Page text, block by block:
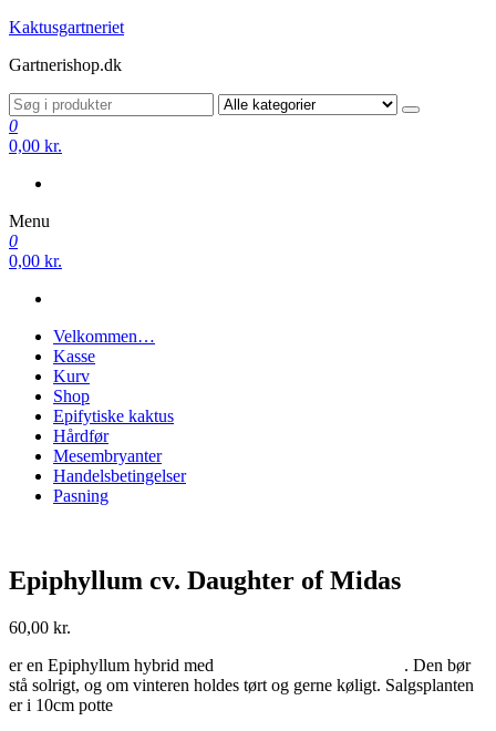
Videre
indhold
Kaktusgartneriet
Gartnerishop.dk
0
0,00 kr.
Menu
0
0,00 kr.
Velkommen…
Kasse
Kurv
Shop
Epifytiske kaktus
Hårdfør
Mesembryanter
Handelsbetingelser
Pasning
Epiphyllum cv. Daughter of Midas
60,00 kr.
er en Epiphyllum hybrid med . Den bør
stå solrigt, og om vinteren holdes tørt og gerne køligt. Salgsplanten
er i 10cm potte